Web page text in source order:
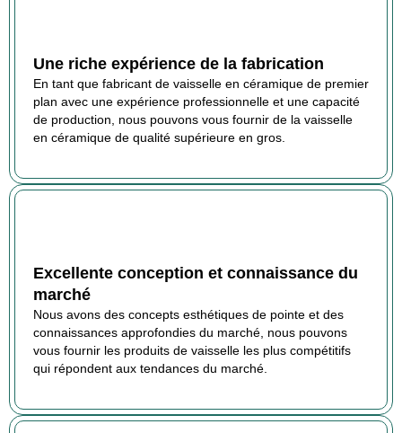
Une riche expérience de la fabrication
En tant que fabricant de vaisselle en céramique de premier
plan avec une expérience professionnelle et une capacité
de production, nous pouvons vous fournir de la vaisselle
en céramique de qualité supérieure en gros.
Excellente conception et connaissance du
marché
Nous avons des concepts esthétiques de pointe et des
connaissances approfondies du marché, nous pouvons
vous fournir les produits de vaisselle les plus compétitifs
qui répondent aux tendances du marché.